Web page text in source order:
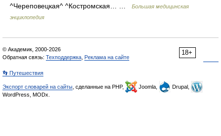
^Череповецкая^ ^Костромская… …
Большая медицинская
энциклопедия
18+
© Академик, 2000-2026
Обратная связь: Техподдержка Реклама на сайте
👣 Путешествия
Экспорт словарей на сайты , сделанные на PHP, Joomla,
Drupal,
WordPress, MODx.